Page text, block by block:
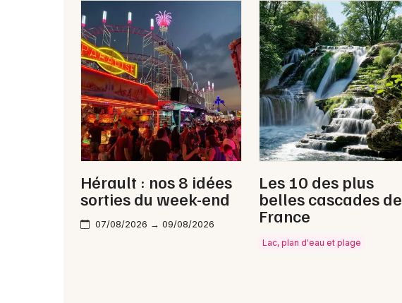
Hérault : nos 8 idées
sorties du week-end
07/08/2026 → 09/08/2026
Les 10 des plus
belles cascades de
France
Lac, plan d'eau et plage